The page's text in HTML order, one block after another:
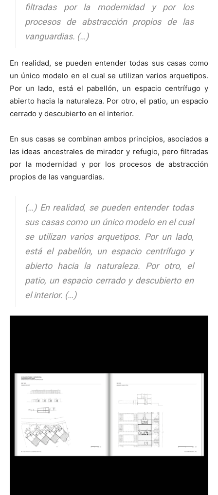
filtradas por la modernidad y por los
procesos de abstracción propios de las
vanguardias. (…)
En realidad, se pueden entender todas sus casas como
un único modelo en el cual se utilizan varios arquetipos.
Por un lado, está el pabellón, un espacio centrífugo y
abierto hacia la naturaleza. Por otro, el patio, un espacio
cerrado y descubierto en el interior.
En sus casas se combinan ambos principios, asociados a
las ideas ancestrales de mirador y refugio, pero filtradas
por la modernidad y por los procesos de abstracción
propios de las vanguardias.
(…) En realidad, se pueden entender todas
sus casas como un único modelo en el cual
se utilizan varios arquetipos. Por un lado,
está el pabellón, un espacio centrífugo y
abierto hacia la naturaleza. Por otro, el
patio, un espacio cerrado y descubierto en
el interior. (…)